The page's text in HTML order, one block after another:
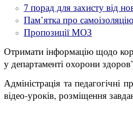
7 порад для захисту від
Пам’ятка про самоізоляцію
Пропозиції МОЗ
Отримати інформацію щодо
у департаменті охорони
Адміністрація та
відео-уроків, розміщення